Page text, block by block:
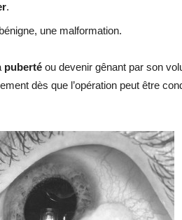
.
une malformation.
puberté ou devenir gênant par son
dès que l’opération peut être